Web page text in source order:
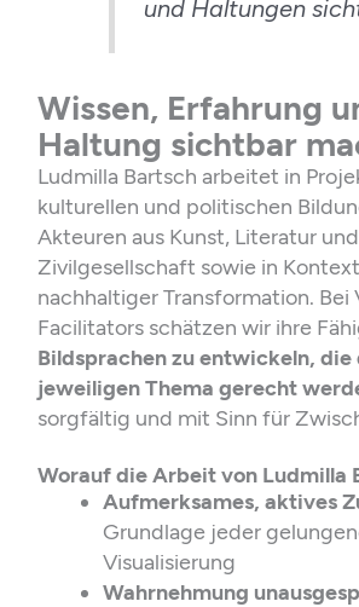
und Haltungen
Wissen, Erfahrung
Haltung sichtbar
Ludmilla Bartsch arbeitet in
kulturellen und politischen
Akteuren aus Kunst, Literatur und
Zivilgesellschaft sowie in
nachhaltiger Transformation. Bei
Facilitators schätzen wir ihre
Bildsprachen zu entwickeln, die
jeweiligen Thema gerecht
sorgfältig und mit Sinn für
Worauf die Arbeit von Ludmilla
Aufmerksames, aktives
Grundlage jeder
Visualisierung
Wahrnehmung